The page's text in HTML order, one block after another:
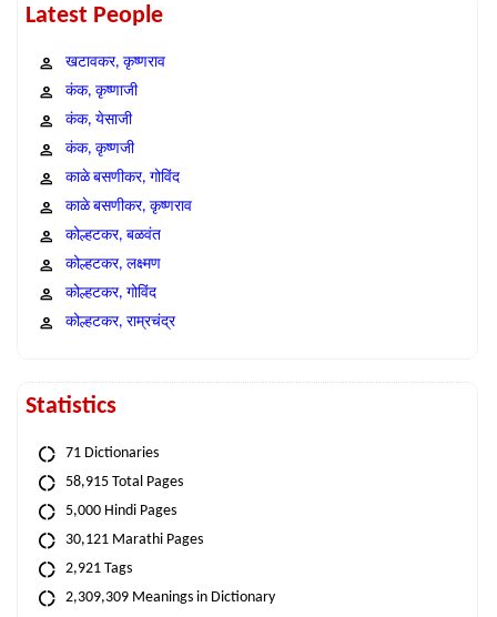
Latest People
खटावकर, कृष्णराव
कंक, कृष्णाजी
कंक, येसाजी
कंक, कृष्णजी
काळे बसणीकर, गोविंद
काळे बसणीकर, कृष्णराव
कोल्हटकर, बळवंत
कोल्हटकर, लक्ष्मण
कोल्हटकर, गोविंद
कोल्हटकर, राम्रचंद्र
Statistics
71 Dictionaries
58,915 Total Pages
5,000 Hindi Pages
30,121 Marathi Pages
2,921 Tags
2,309,309 Meanings in Dictionary